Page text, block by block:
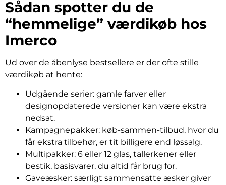
Sådan spotter du de
“hemmelige” værdikøb hos
Imerco
Ud over de åbenlyse bestsellere er der ofte stille
værdikøb at hente:
Udgående serier: gamle farver eller
designopdaterede versioner kan være ekstra
nedsat.
Kampagnepakker: køb-sammen-tilbud, hvor du
får ekstra tilbehør, er tit billigere end løssalg.
Multipakker: 6 eller 12 glas, tallerkener eller
bestik, basisvarer, du altid får brug for.
Gaveæsker: særligt sammensatte æsker giver